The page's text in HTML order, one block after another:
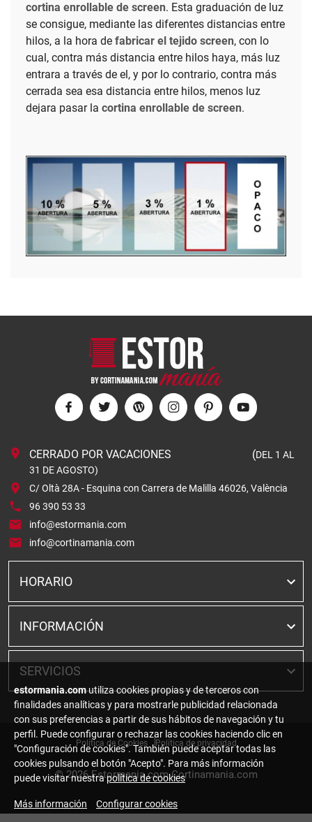
cortina enrollable de screen. Esta graduación de luz
se consigue, mediante las diferentes distancias entre
hilos, a la hora de fabricar el tejido screen, con lo
cual, contra más distancia entre hilos haya, más luz
entrara a través de el, y por lo contrario, contra más
cerrada sea esa distancia entre hilos, menos luz
dejara pasar la cortina enrollable de screen.
CERRADO POR VACACIONES (DEL 1 AL
31 DE AGOSTO)
C/ Oltà 28A - Esquina con Carrera de Malilla 46026, València
96 390 53 33
info@estormania.com
info@cortinamania.com
HORARIO
INFORMACIÓN
SERVICIOS
© 2026Estormania.com Cortinamania.com
Política de Cookies Política de privacidad
estormania.comutiliza cookies propias y de terceros con
finalidades analíticas y para mostrarle publicidad relacionada
con sus preferencias a partir de sus hábitos de navegación y tu
perfil. Puede configurar o rechazar las cookies haciendo clic en
"Configuración de cookies". También puede aceptar todas las
cookies pulsando el botón "Acepto". Para más información
puede visitar nuestrapolítica de cookies
Más información Configurar cookies